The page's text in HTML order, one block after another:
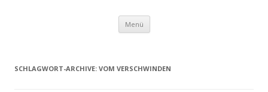
Menü Zum
springen
SCHLAGWORT-ARCHIVE: VOM VERSCHWINDEN